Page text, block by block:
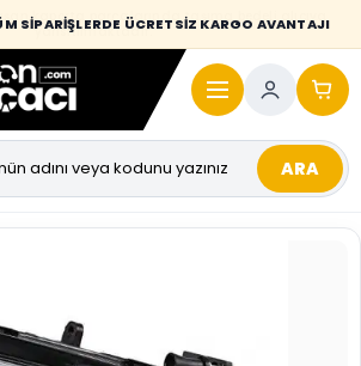
SİPARİŞLERDE ÜCRETSİZ KARGO AVANTAJI
aşan kaporta parçalarında taşıma bedeli alıcıya
yansıtılmaktadır.
ARA